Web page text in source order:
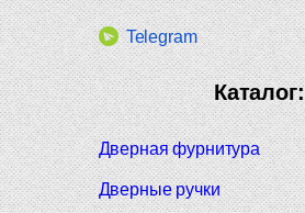
Telegram
Каталог:
Дверная фурнитура
Дверные ручки